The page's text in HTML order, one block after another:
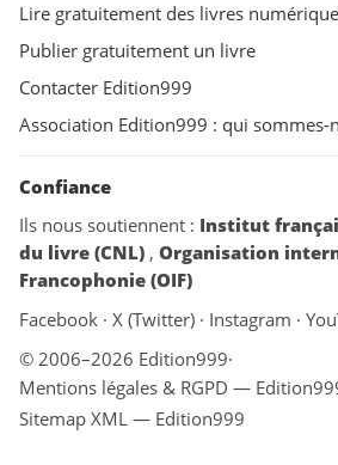
Lire gratuitement des livres
Publier gratuitement un livre
Contacter Edition999
Association Edition999 : qui sommes-
Confiance
Ils nous soutiennent : Institut
du livre (CNL) , Organisation
Francophonie (OIF)
Facebook · X (Twitter) · Instagram ·
© 2006–2026 Edition999·
Mentions légales & RGPD —
Sitemap XML — Edition999